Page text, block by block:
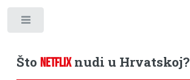
Što NETFLIXnudi u Hrvatskoj?